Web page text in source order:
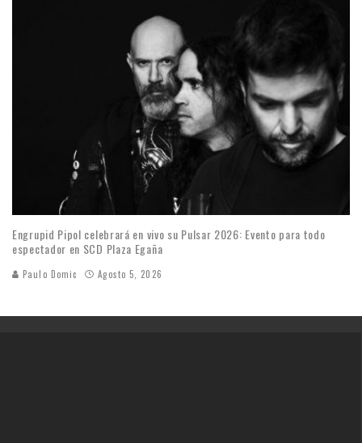
Engrupid Pipol celebrará en vivo su Pulsar 2026: Evento para todo
espectador en SCD Plaza Egaña
Paulo Domic Agosto 5, 2026